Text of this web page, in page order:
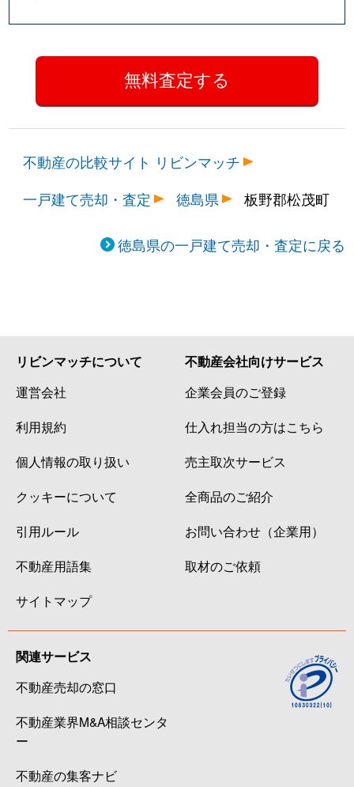
不動産の比較サイト リビンマッチ
一戸建て売却・査定
徳島県 板野郡松茂町
徳島県の一戸建て売却・査定に戻る
リビンマッチについて
運営会社
利用規約
個人情報の取り扱い
クッキーについて
引用ルール
不動産用語集
サイトマップ
不動産会社向けサービス
企業会員のご登録
仕入れ担当の方はこちら
売主取次サービス
全商品のご紹介
お問い合わせ（企業用）
取材のご依頼
関連サービス
不動産売却の窓口
不動産業界M&A相談センタ
ー
不動産の集客ナビ